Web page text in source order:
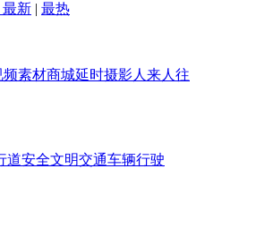
最新 | 最热
素材商城延时摄影人来人往
道安全文明交通车辆行驶